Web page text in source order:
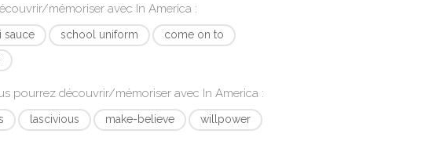
mémoriser avec In America :
sauce school uniform
come on to
pourrez découvrir/mémoriser avec In America :
lascivious make-believe
willpower